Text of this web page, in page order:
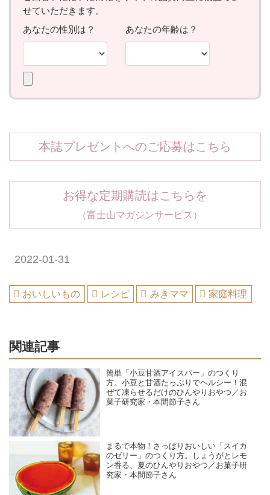
本誌プレゼントへのご応募はこちら
お得な定期購読はこちらを
（富士山マガジンサービス）
2022-01-31
おいしいもの レシピ みきママ 家庭料理
関連記事
簡単「小豆甘酒アイスバー」のつくり
方。小豆と甘酒たっぷりでヘルシー！混
ぜて凍らせるだけのひんやりおやつ／お
菓子研究家・本間節子さん
まるで本物！さっぱりおいしい「スイカ
のゼリー」のつくり方。しょうがとレモ
ン香る、夏のひんやりおやつ／お菓子研
究家・本間節子さん